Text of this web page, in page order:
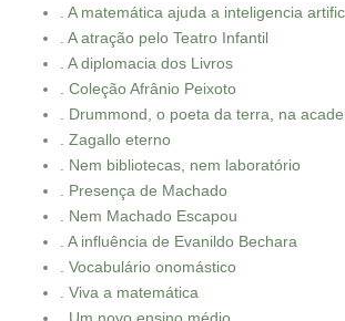
. A matemática ajuda a inteligencia
. A atração pelo Teatro Infantil
. A diplomacia dos Livros
. Coleção Afrânio Peixoto
. Drummond, o poeta da terra, na
. Zagallo eterno
. Nem bibliotecas, nem laboratório
. Presença de Machado
. Nem Machado Escapou
. A influência de Evanildo Bechara
. Vocabulário onomástico
. Viva a matemática